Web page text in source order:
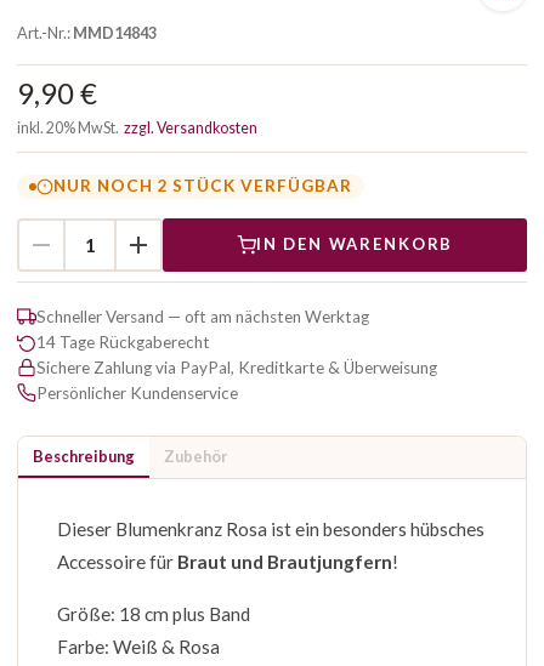
Art.-Nr.:MMD14843
9,90 €
inkl. 20% MwSt. zzgl. Versandkosten
NUR NOCH 2 STÜCK VERFÜGBAR
IN DEN WARENKORB
Schneller Versand — oft am nächsten Werktag
14 Tage Rückgaberecht
Sichere Zahlung via PayPal, Kreditkarte & Überweisung
Persönlicher Kundenservice
Beschreibung Zubehör
Dieser Blumenkranz Rosa ist ein besonders hübsches
Accessoire für Braut und Brautjungfern!
Größe: 18 cm plus Band
Farbe: Weiß & Rosa